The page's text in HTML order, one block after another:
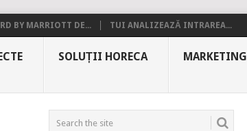
BY MARRIOTT DE... TUI ANALIZEAZĂ INTRAREA...
SOLUȚII HORECA MARKETING